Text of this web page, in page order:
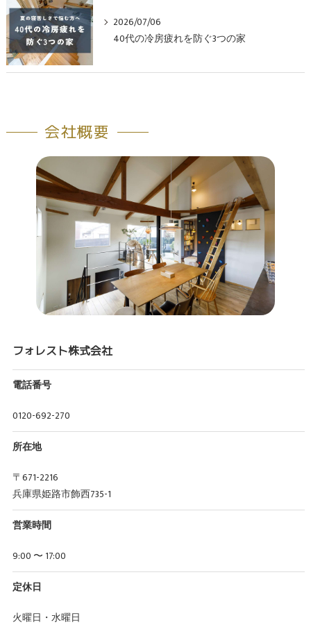
2026/07/06
40代の冷房疲れを防ぐ3つの家
会社概要
フォレスト株式会社
電話番号
0120-692-270
所在地
〒671-2216
兵庫県姫路市飾西735-1
営業時間
9:00 〜 17:00
定休日
火曜日・水曜日